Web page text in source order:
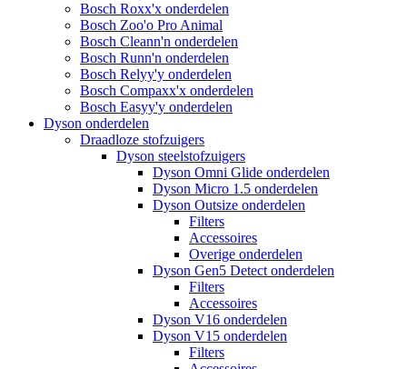
Bosch Roxx'x onderdelen
Bosch Zoo'o Pro Animal
Bosch Cleann'n onderdelen
Bosch Runn'n onderdelen
Bosch Relyy'y onderdelen
Bosch Compaxx'x onderdelen
Bosch Easyy'y onderdelen
Dyson onderdelen
Draadloze stofzuigers
Dyson steelstofzuigers
Dyson Omni Glide onderdelen
Dyson Micro 1.5 onderdelen
Dyson Outsize onderdelen
Filters
Accessoires
Overige onderdelen
Dyson Gen5 Detect onderdelen
Filters
Accessoires
Dyson V16 onderdelen
Dyson V15 onderdelen
Filters